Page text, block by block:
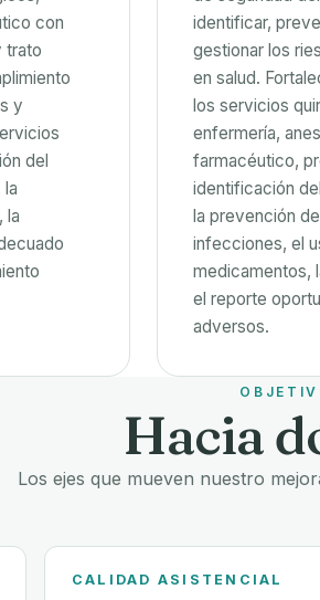
con
trato
y
del
la
identificar,
gestionar los
en salud.
los servicios
enfermería,
farmacéutico,
identificación
la prevención
infecciones, el
medicamentos,
el reporte
adversos.
Hacia
Los ejes que mueven nuestro
CALIDAD ASISTENCIAL